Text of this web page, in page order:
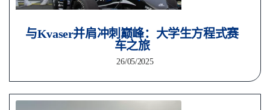
与Kvaser并肩冲刺巅峰：大学生方程式赛
车之旅
26/05/2025